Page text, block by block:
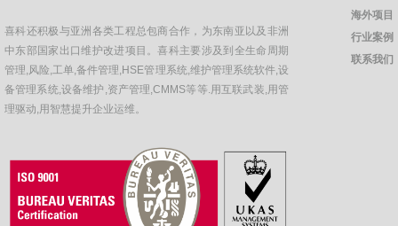
喜科还积极与亚洲各类工程总包商合作，为东南亚以及非洲
中东部国家出口维护改进项目。喜科主要涉及到全生命周期
管理,风险,工单,备件管理,HSE管理系统,维护管理系统软件,设
备管理系统,设备维护,资产管理,CMMS等等.用互联武装,用管
理驱动,用智慧提升企业运维。
海外项目
行业案例
联系我们